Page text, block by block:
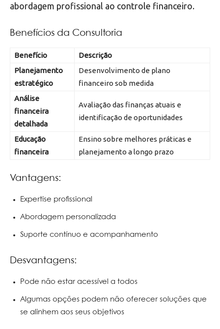
abordagem profissional ao controle financeiro.
Benefícios da Consultoria
Benefício
Descrição
Planejamento
estratégico
Desenvolvimento de plano
financeiro sob medida
Análise
financeira
detalhada
Avaliação das finanças atuais e
identificação de oportunidades
Educação
financeira
Ensino sobre melhores práticas e
planejamento a longo prazo
Vantagens:
Expertise profissional
Abordagem personalizada
Suporte contínuo e acompanhamento
Desvantagens:
Pode não estar acessível a todos
Algumas opções podem não oferecer soluções que
se alinhem aos seus objetivos